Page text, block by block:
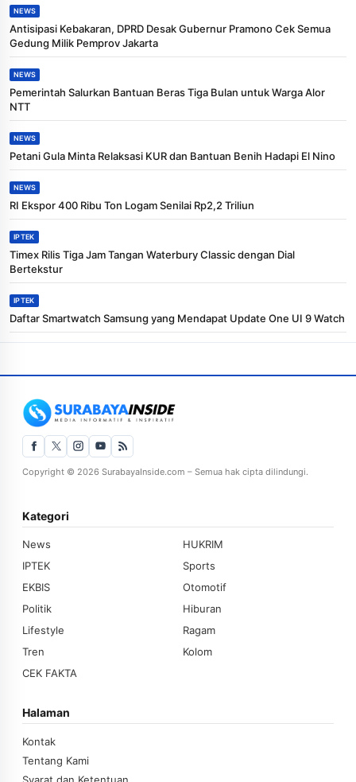
NEWS
Antisipasi Kebakaran, DPRD Desak Gubernur Pramono Cek Semua
Gedung Milik Pemprov Jakarta
NEWS
Pemerintah Salurkan Bantuan Beras Tiga Bulan untuk Warga Alor
NTT
NEWS
Petani Gula Minta Relaksasi KUR dan Bantuan Benih Hadapi El Nino
NEWS
RI Ekspor 400 Ribu Ton Logam Senilai Rp2,2 Triliun
IPTEK
Timex Rilis Tiga Jam Tangan Waterbury Classic dengan Dial
Bertekstur
IPTEK
Daftar Smartwatch Samsung yang Mendapat Update One UI 9 Watch
Copyright © 2026 SurabayaInside.com – Semua hak cipta dilindungi.
Kategori
News
HUKRIM
IPTEK
Sports
EKBIS
Otomotif
Politik
Hiburan
Lifestyle
Ragam
Tren
Kolom
CEK FAKTA
Halaman
Kontak
Tentang Kami
Syarat dan Ketentuan